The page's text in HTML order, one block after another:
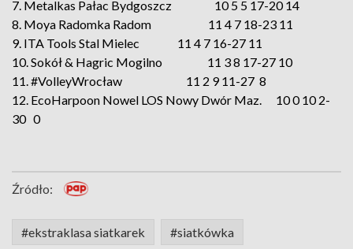
7. Metalkas Pałac Bydgoszcz 10 5 5 17-20 14
8. Moya Radomka Radom 11 4 7 18-23 11
9. ITA Tools Stal Mielec 11 4 7 16-27 11
10. Sokół & Hagric Mogilno 11 3 8 17-27 10
11. #VolleyWrocław 11 2 9 11-27 8
12. EcoHarpoon Nowel LOS Nowy Dwór Maz. 10 0 10 2-
30 0
Źródło:
#ekstraklasa siatkarek #siatkówka